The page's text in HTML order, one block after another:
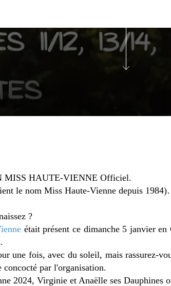
MISS HAUTE-VIENNE Officiel.
le nom Miss Haute-Vienne depuis
?
était présent ce dimanche 5 janvier en
une fois, avec du soleil, mais rassurez-
concocté par l'organisation.
2024, Virginie et Anaëlle ses Dauphines